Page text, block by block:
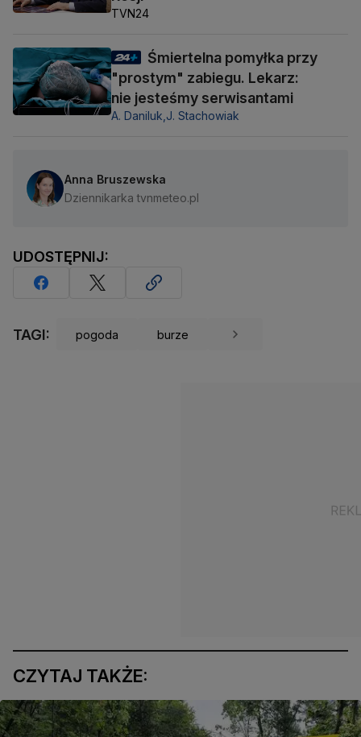
TVN24
Śmiertelna pomyłka przy
"prostym" zabiegu. Lekarz:
nie jesteśmy serwisantami
A. Daniluk, J. Stachowiak
Anna Bruszewska
Dziennikarka tvnmeteo.pl
UDOSTĘPNIJ:
TAGI: pogoda burze
CZYTAJ TAKŻE: